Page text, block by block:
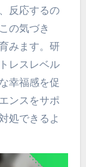
反応するの
の気づき
みます。研
レスレベル
幸福感を促
ンスをサポ
処できるよ